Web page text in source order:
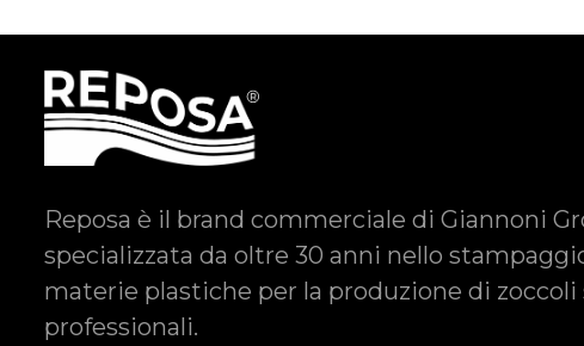
Reposa è il brand commerciale di Giannoni
specializzata da oltre 30 anni nello
materie plastiche per la produzione di zoccoli
professionali.